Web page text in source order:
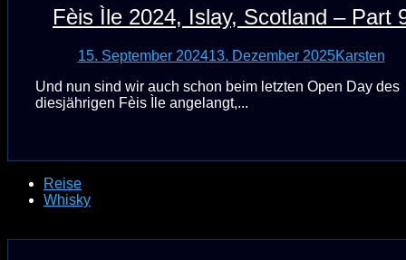
Fèis Ìle 2024, Islay, Scotland – Part
15. September 202413. Dezember 2025Karsten
Und nun sind wir auch schon beim letzten Open Day des
diesjährigen Fèis Ìle angelangt,...
Reise
Whisky